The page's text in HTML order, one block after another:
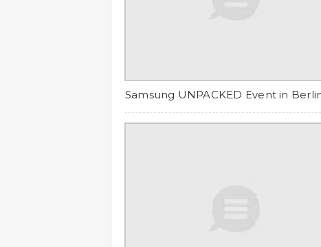
Samsung UNPACKED Event in